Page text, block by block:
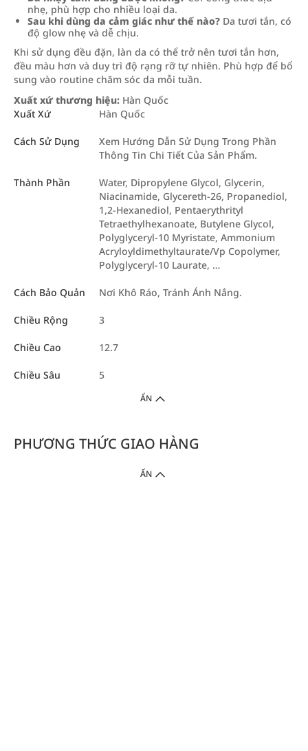
nhẹ, phù hợp cho nhiều loại da.
Sau khi dùng da cảm giác như thế nào? Da tươi tắn, có
độ glow nhẹ và dễ chịu.
Khi sử dụng đều đặn, làn da có thể trở nên tươi tắn hơn,
đều màu hơn và duy trì độ rạng rỡ tự nhiên. Phù hợp để bổ
sung vào routine chăm sóc da mỗi tuần.
Xuất xứ thương hiệu: Hàn Quốc
Xuất Xứ
Hàn Quốc
Cách Sử Dụng
Xem Hướng Dẫn Sử Dụng Trong Phần
Thông Tin Chi Tiết Của Sản Phẩm.
Thành Phần
Water, Dipropylene Glycol, Glycerin,
Niacinamide, Glycereth-26, Propanediol,
1,2-Hexanediol, Pentaerythrityl
Tetraethylhexanoate, Butylene Glycol,
Polyglyceryl-10 Myristate, Ammonium
Acryloyldimethyltaurate/Vp Copolymer,
Polyglyceryl-10 Laurate, …
Cách Bảo Quản Nơi Khô Ráo, Tránh Ánh Nắng.
Chiều Rộng 3
Chiều Cao 12.7
Chiều Sâu 5
ẨN
PHƯƠNG THỨC GIAO HÀNG
ẨN